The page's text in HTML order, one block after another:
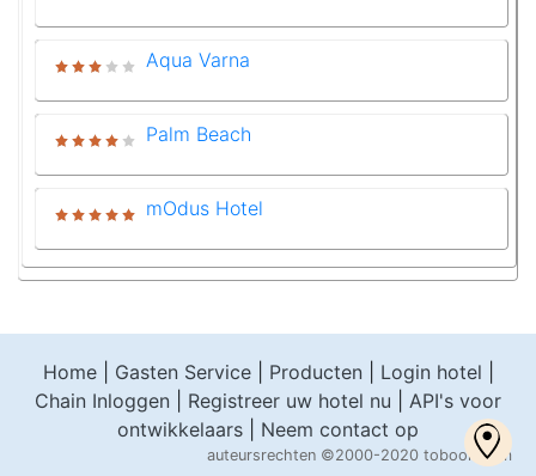
Aqua Varna
Palm Beach
mOdus Hotel
Home| Gasten Service| Producten Login hotel
Chain Inloggen
Registreer uw hotel nu
API's voor
ontwikkelaars
Neem contact op
auteursrechten ©2000-2020 tobook.com